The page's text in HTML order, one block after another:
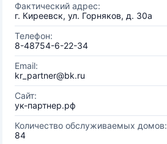
Фактический адрес:
г. Киреевск, ул. Горняков, д. 30а
Телефон:
8-48754-6-22-34
Email:
kr_partner@bk.ru
Сайт:
ук-партнер.рф
Количество обслуживаемых домов:
84